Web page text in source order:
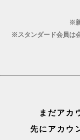
※
※スタンダード会員は
まだアカ
先にアカウ